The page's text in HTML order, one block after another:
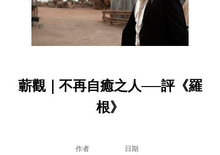
蘄觀｜不再自癒之人──評《羅
根》
作者 日期